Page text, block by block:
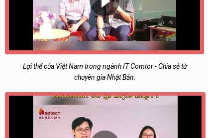
Lợi thế của Việt Nam trong ngành IT Comtor - Chia sẻ từ
chuyên gia Nhật Bản.